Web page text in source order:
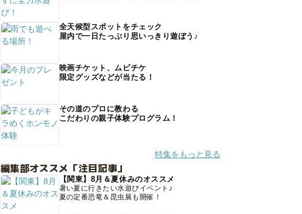
全天候型スポットをチェック
屋内で一日たっぷり思いっきり遊ぼう♪
映画チケット、ムビチケ
限定グッズなどが当たる！
その道のプロに教わる
こだわりの親子体験プログラム！
特集をもっと見る
編集部オススメ「注目記事」
【関東】8月＆夏休みのオススメ
暑い夏に行きたい水遊びイベント♪
夏の定番恐竜＆昆虫展も開催！